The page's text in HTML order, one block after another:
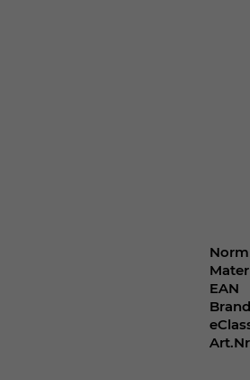
Norm
EAN
Brand
Dieses Cookie